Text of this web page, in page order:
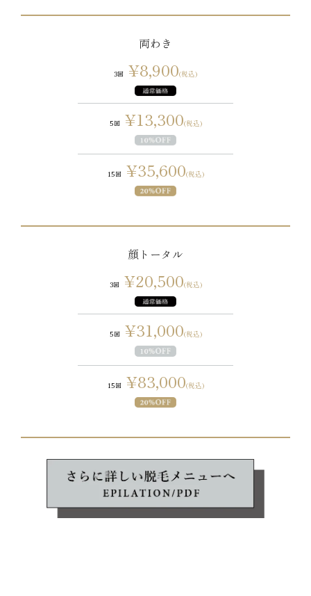
両わき
3回 ¥8,900(税込)
5回 ¥13,300(税込)
15回 ¥35,600(税込)
顔トータル
3回 ¥20,500(税込)
5回 ¥31,000(税込)
15回 ¥83,000(税込)